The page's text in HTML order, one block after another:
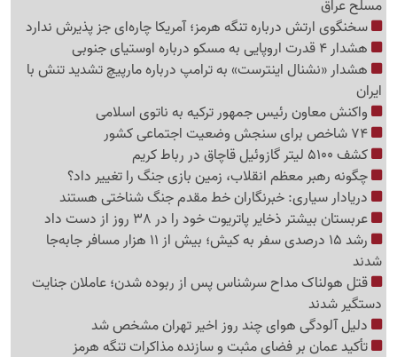
مسلح عراق
سخنگوی ارتش درباره تنگه هرمز؛ آمریکا چاره‌ای جز پذیرش ندارد
هشدار 4 قدرت اروپایی به مسکو درباره اوستیای جنوبی
هشدار «نشنال اینترست» به ترامپ درباره مارپیچ تشدید تنش با
ایران
واکنش معاون رئیس جمهور ترکیه به ناتوی اسلامی
کشف 5100 لیتر گازوئیل قاچاق در رباط کریم
چگونه رهبر معظم انقلاب، زمین بازی جنگ را تغییر داد؟
دریادار سیاری: خبرنگاران خط مقدم جنگ شناختی هستند
عربستان بیشتر ذخایر پاتریوت خود را در 38 روز از دست داد
رشد 15 درصدی سفر به کیش؛ بیش از 11 هزار مسافر جابه‌جا
شدند
قتل هولناک مداح سرشناس پس از ربوده شدن؛ عاملان جنایت
دستگیر شدند
دلیل آلودگی هوای چند روز اخیر تهران مشخص شد
تأکید عمان بر فضای مثبت و سازنده مذاکرات تنگه هرمز